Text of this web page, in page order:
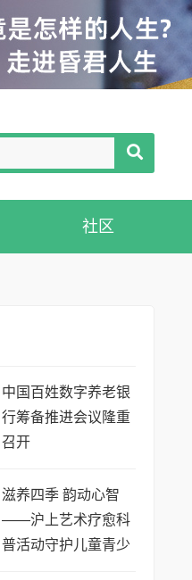
社区
​中国百姓数字养老银
行筹备推进会议隆重
召开
滋养四季 韵动心智
——沪上艺术疗愈科
普活动守护儿童青少